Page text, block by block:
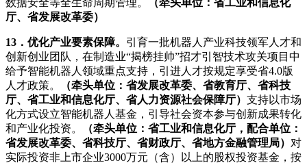
数据安全等全生命周期管理。
（牵头单位：省工业和信息化
厅、省发展改革委）
13．优化产业要素保障。
引育一批机器人产业科技领军人才和
创新创业团队，在制造业“揭榜挂帅”招才引智技术攻关项目中
给予智能机器人领域重点支持，引进人才按规定享受省4.0版
人才政策。
（牵头单位：省发展改革委、省教育厅、省科技
厅、省工业和信息化厅、省人力资源社会保障厅） 支持以市场
化方式设立智能机器人基金，引导社会资本参与创新成果转化
和产业化投资。
（牵头单位：省工业和信息化厅，配合单位：
省发展改革委、省科技厅、省财政厅、省地方金融管理局） 对
实际投资非上市企业3000万元（含）以上的股权投资基金，按